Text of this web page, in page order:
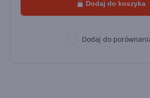
Dodaj do koszyka
Dodaj do